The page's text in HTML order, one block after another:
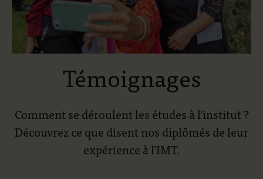
Témoignages
Comment se déroulent les études à l'institut ?
Découvrez ce que disent nos diplômés de leur
expérience à l'IMT.